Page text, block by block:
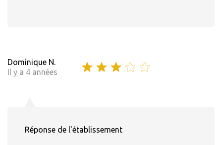
Dominique N.
Il y a 4 années
Réponse de l'établissement